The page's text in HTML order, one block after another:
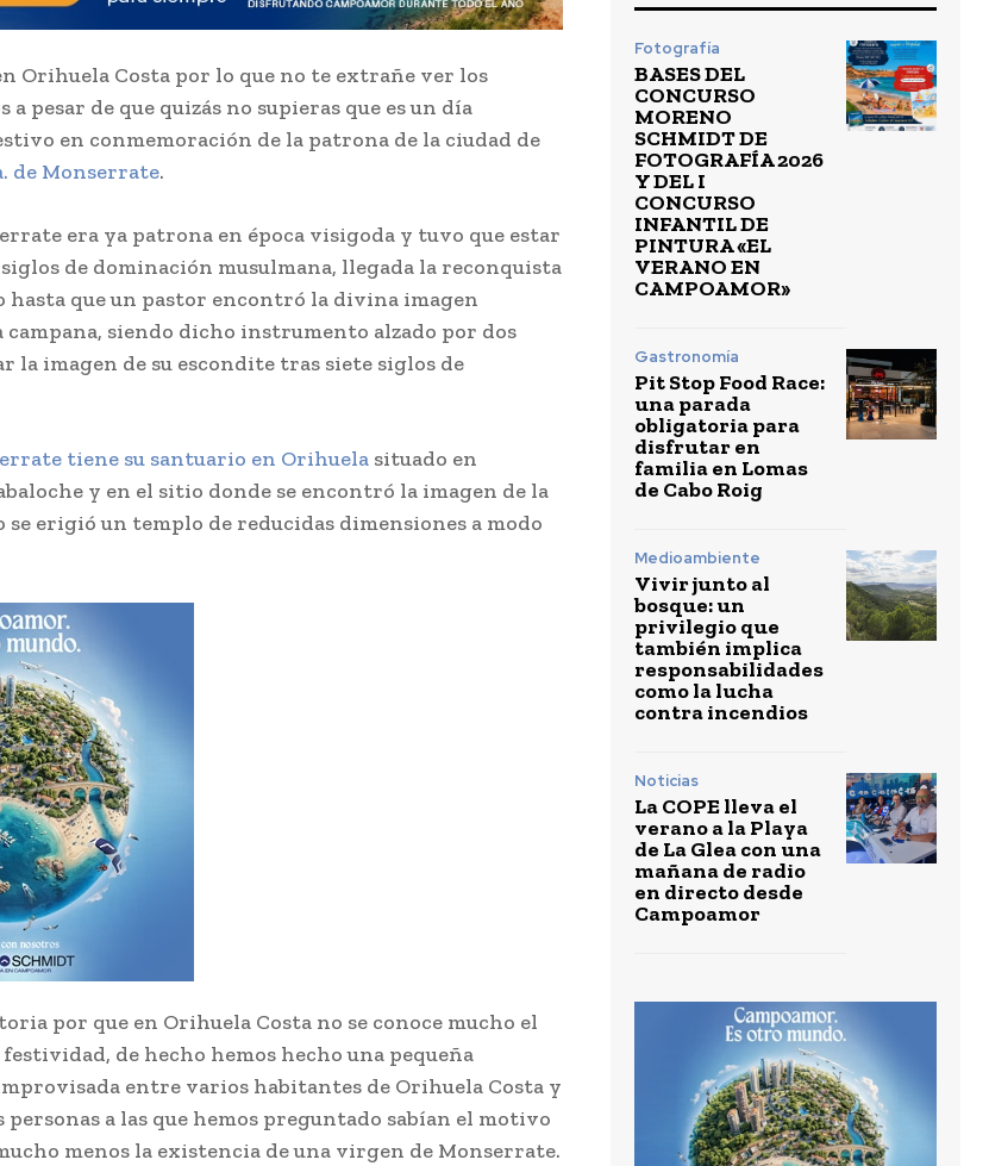
Orihuela Costa por lo que no te extrañe ver los
a pesar de que quizás no supieras que es un día
en conmemoración de la patrona de la ciudad de
de Monserrate.
era ya patrona en época visigoda y tuvo que estar
de dominación musulmana, llegada la reconquista
hasta que un pastor encontró la divina imagen
campana, siendo dicho instrumento alzado por dos
la imagen de su escondite tras siete siglos de
tiene su santuario en Orihuela situado en
y en el sitio donde se encontró la imagen de la
erigió un templo de reducidas dimensiones a modo
por que en Orihuela Costa no se conoce mucho el
de hecho hemos hecho una pequeña
entre varios habitantes de Orihuela Costa y
personas a las que hemos preguntado sabían el motivo
menos la existencia de una virgen de Monserrate.
Fotografía
BASES DEL
CONCURSO
MORENO
SCHMIDT DE
FOTOGRAFÍA 2026
Y DEL I
CONCURSO
INFANTIL DE
PINTURA «EL
VERANO EN
CAMPOAMOR»
Gastronomía
Pit Stop Food Race:
una parada
obligatoria para
disfrutar en
familia en Lomas
de Cabo Roig
Medioambiente
Vivir junto al
bosque: un
privilegio que
también implica
responsabilidades
como la lucha
contra incendios
Noticias
La COPE lleva el
verano a la Playa
de La Glea con una
mañana de radio
en directo desde
Campoamor